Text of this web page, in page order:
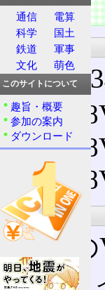
特徴
一覧
全部で
PC-
PC-
PC-
VA
88VA
グラフ
通信
電算
科学
国土
鉄道
軍事
文化
萌色
このサイトについて
趣旨・概要
参加の案内
ダウンロード